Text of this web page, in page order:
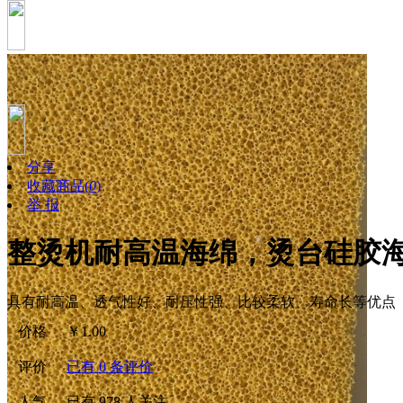
分享
收藏商品(0)
举 报
整烫机耐高温海绵，烫台硅胶
具有耐高温、透气性好、耐压性强、比较柔软、寿命长等优点
价格
￥1.00
评价 已有0条评价